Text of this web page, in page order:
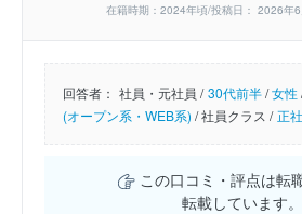
在籍時期：2024年頃/投稿日： 2026年
回答者： 社員・元社員 / 30代前半/女性
(オープン系・WEB系) /社員クラス / 正
この口コミ・評点は転
転載しています。